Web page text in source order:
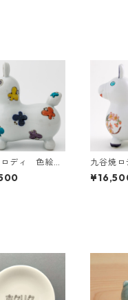
ロディ 色絵
九谷焼
紋草花